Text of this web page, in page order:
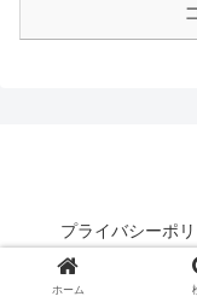
プライバシーポ
Copyright ©
ホーム